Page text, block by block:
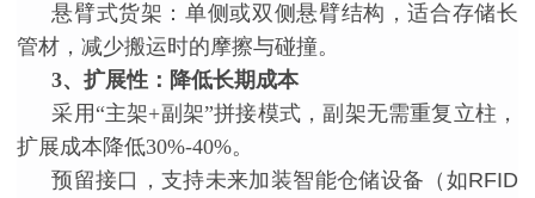
悬臂式货架：单侧或双侧悬臂结构，适合存储长
管材，减少搬运时的摩擦与碰撞。
3、扩展性：降低长期成本
采用 “主架+副架”拼接模式，副架无需重复立柱，
扩展成本降低30%-40%。
预留接口，支持未来加装智能仓储设备（如RFID